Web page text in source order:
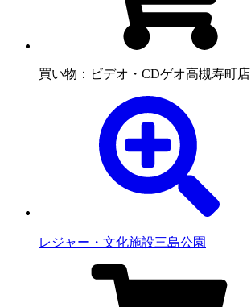
買い物：ビデオ・CDゲオ高槻寿町店
レジャー・文化施設三島公園